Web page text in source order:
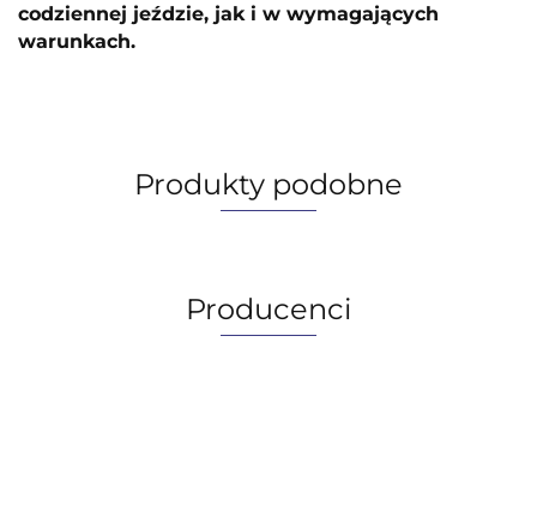
codziennej jeździe, jak i w wymagających
warunkach.
Produkty podobne
Producenci